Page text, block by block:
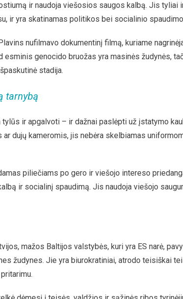
ir naudoja viešosios saugos kalbą. Jis tyliai
ir yra skatinamas politikos bei socialinio
nufilmavo dokumentinį filmą, kuriame
esminis genocido bruožas yra masinės žudynės,
stadija.
tarnybą
ir apgalvoti – ir dažnai paslėpti už įstatymo
dujų kameromis, jis nebėra skelbiamas
piliečiams po gero ir viešojo intereso
ir socialinį spaudimą. Jis naudoja viešojo
mažos Baltijos valstybės, kuri yra ES narė,
žudynes. Jie yra biurokratiniai, atrodo teisiškai